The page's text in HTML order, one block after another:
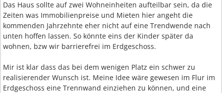
Das Haus sollte auf zwei Wohneinheiten aufteilbar sein, da die
Zeiten was Immobilienpreise und Mieten hier angeht die
kommenden Jahrzehnte eher nicht auf eine Trendwende nach
unten hoffen lassen. So könnte eins der Kinder später da
wohnen, bzw wir barrierefrei im Erdgeschoss.
Mir ist klar dass das bei dem wenigen Platz ein schwer zu
realisierender Wunsch ist. Meine Idee wäre gewesen im Flur im
Erdgeschoss eine Trennwand einziehen zu können, und eine